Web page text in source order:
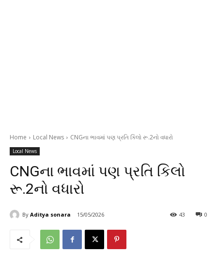
Home Local News CNGના ભાવમાં પણ પ્રતિ કિલો રૂ.2નો વધારો
Local News
CNGના ભાવમાં પણ પ્રતિ કિલો
રૂ.2નો વધારો
By Aditya sonara 15/05/2026 0
43